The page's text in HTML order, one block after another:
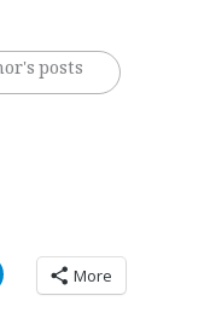
posts
More